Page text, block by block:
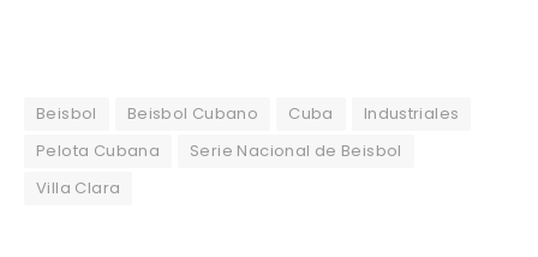
Beisbol Beisbol Cubano Cuba
Industriales
Pelota Cubana
Serie Nacional de Beisbol
Villa Clara